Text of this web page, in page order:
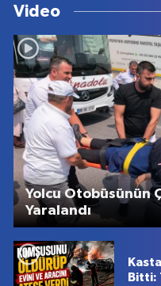
Video
Yolcu Otobüsünün
Yaralandı
Bitti: